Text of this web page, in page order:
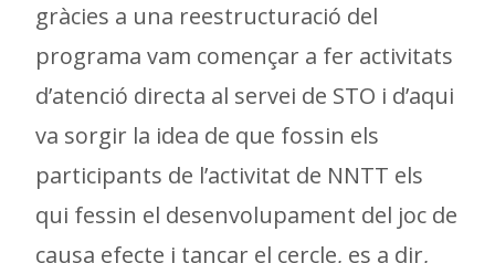
gràcies a una reestructuració del
programa vam començar a fer activitats
d’atenció directa al servei de STO i d’aqui
va sorgir la idea de que fossin els
participants de l’activitat de NNTT els
qui fessin el desenvolupament del joc de
causa efecte i tancar el cercle, es a dir,